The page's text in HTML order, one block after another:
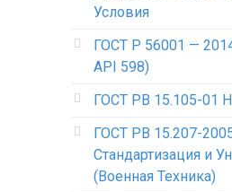
Условия
ГОСТ Р 56001 —
API 598)
ГОСТ РВ 15.105-01
ГОСТ РВ 15.207-
Стандартизация и
(Военная Техника)